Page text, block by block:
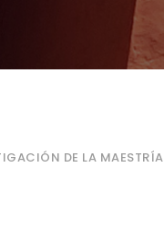
DE LA